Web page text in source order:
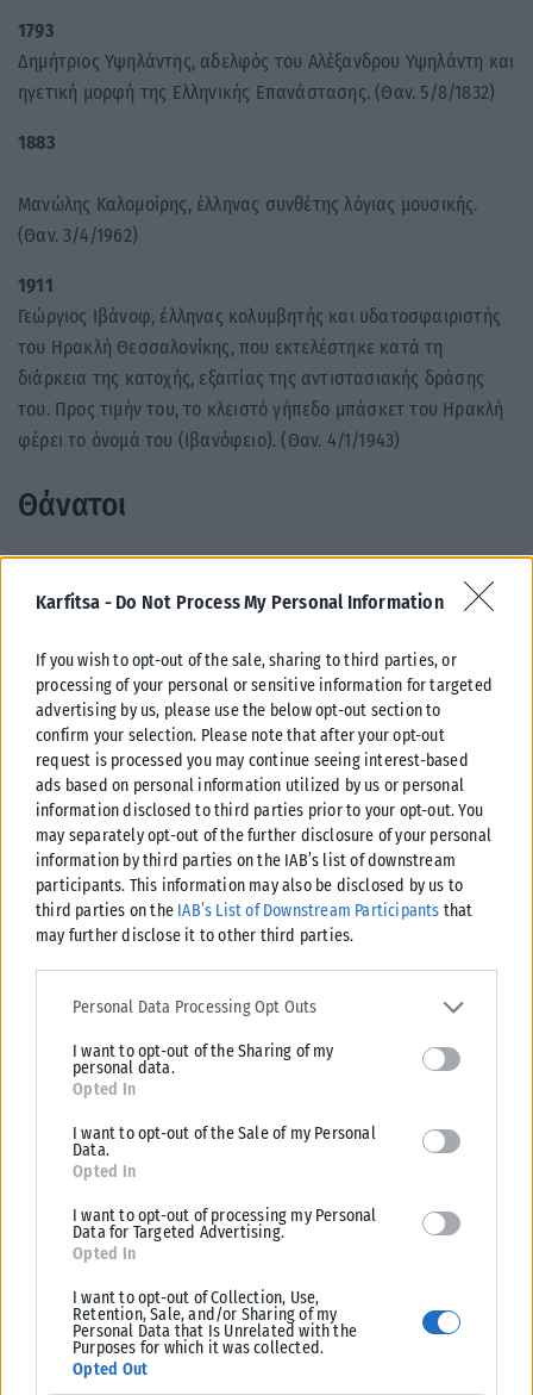
Karfitsa - Do Not Process My Personal Information
If you wish to opt-out of the sale, sharing to third parties, or
processing of your personal or sensitive information for targeted
advertising by us, please use the below opt-out section to
confirm your selection. Please note that after your opt-out
request is processed you may continue seeing interest-based
ads based on personal information utilized by us or personal
information disclosed to third parties prior to your opt-out. You
may separately opt-out of the further disclosure of your personal
information by third parties on the IAB’s list of downstream
participants. This information may also be disclosed by us to
third parties on the IAB’s List of Downstream Participants that
may further disclose it to other third parties.
Please note that this website/app uses one or more Google
services and may gather and store information including but not
deny consent to Google and its third-party tags to use your data
for below specified purposes in below Google consent section.
Personal Data Processing Opt Outs
I want to opt-out of the Sharing of my
personal data.
Opted In
I want to opt-out of the Sale of my Personal
Data.
Opted In
I want to opt-out of processing my Personal
Data for Targeted Advertising.
Opted In
I want to opt-out of Collection, Use,
Retention, Sale, and/or Sharing of my
Personal Data that Is Unrelated with the
Purposes for which it was collected.
Opted Out
1793
Δημήτριος Υψηλάντης, αδελφός του Αλέξανδρου Υψηλάντη και
ηγετική μορφή της Ελληνικής Επανάστασης. (Θαν. 5/8/1832)
1883
Μανώλης Καλομοίρης, έλληνας συνθέτης λόγιας μουσικής.
(Θαν. 3/4/1962)
1911
Γεώργιος Ιβάνοφ, έλληνας κολυμβητής και υδατοσφαιριστής
του Ηρακλή Θεσσαλονίκης, που εκτελέστηκε κατά τη
διάρκεια της κατοχής, εξαιτίας της αντιστασιακής δράσης
του. Προς τιμήν του, το κλειστό γήπεδο μπάσκετ του Ηρακλή
φέρει το όνομά του (Ιβανόφειο). (Θαν. 4/1/1943)
Θάνατοι
Τζορτζ Ουάσινγκτον, πρώτος πρόεδρος των ΗΠΑ και ηγετική
μορφή της αμερικανικής επανάστασης. (Γεν. 22/2/1732)
1989
Αντρέι Ζαχάροφ, σοβιετικός φυσικός και ακτιβιστής. Πάλεψε
για τα ανθρώπινα δικαιώματα στη χώρα του και βραβεύτηκε
με Νόμπελ Ειρήνης, το οποίο όμως αρνήθηκε. (Γεν. 21/5/1921)
2013
Πίτερ Ο’ Τουλ, ιρλανδός ηθοποιός. (Γεν. 2/8/1932)
Πηγή: https://www.sansimera.gr